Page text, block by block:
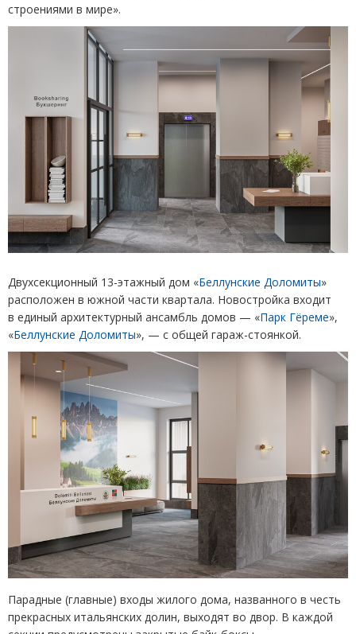
строениями в мире».
Двухсекционный 13-этажный дом «Беллунские Доломиты»
расположен в южной части квартала. Новостройка входит
в единый архитектурный ансамбль домов — «Парк Гёреме»,
«Беллунские Доломиты», — с общей гараж-стоянкой.
Парадные (главные) входы жилого дома, названного в честь
прекрасных итальянских долин, выходят во двор. В каждой